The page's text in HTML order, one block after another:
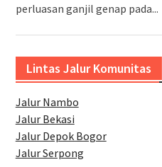
perluasan ganjil genap pada...
Lintas Jalur Komunitas
Jalur Nambo
Jalur Bekasi
Jalur Depok Bogor
Jalur Serpong